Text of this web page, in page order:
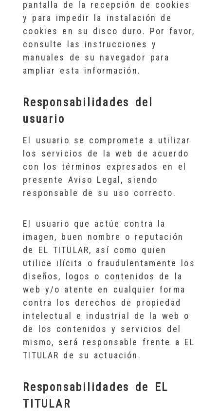
pantalla de la recepción de cookies
y para impedir la instalación de
cookies en su disco duro. Por favor,
consulte las instrucciones y
manuales de su navegador para
ampliar esta información.
Responsabilidades del
usuario
El usuario se compromete a utilizar
los servicios de la web de acuerdo
con los términos expresados en el
presente Aviso Legal, siendo
responsable de su uso correcto.
El usuario que actúe contra la
imagen, buen nombre o reputación
de EL TITULAR, así como quien
utilice ilícita o fraudulentamente los
diseños, logos o contenidos de la
web y/o atente en cualquier forma
contra los derechos de propiedad
intelectual e industrial de la web o
de los contenidos y servicios del
mismo, será responsable frente a EL
TITULAR de su actuación.
Responsabilidades de EL
TITULAR